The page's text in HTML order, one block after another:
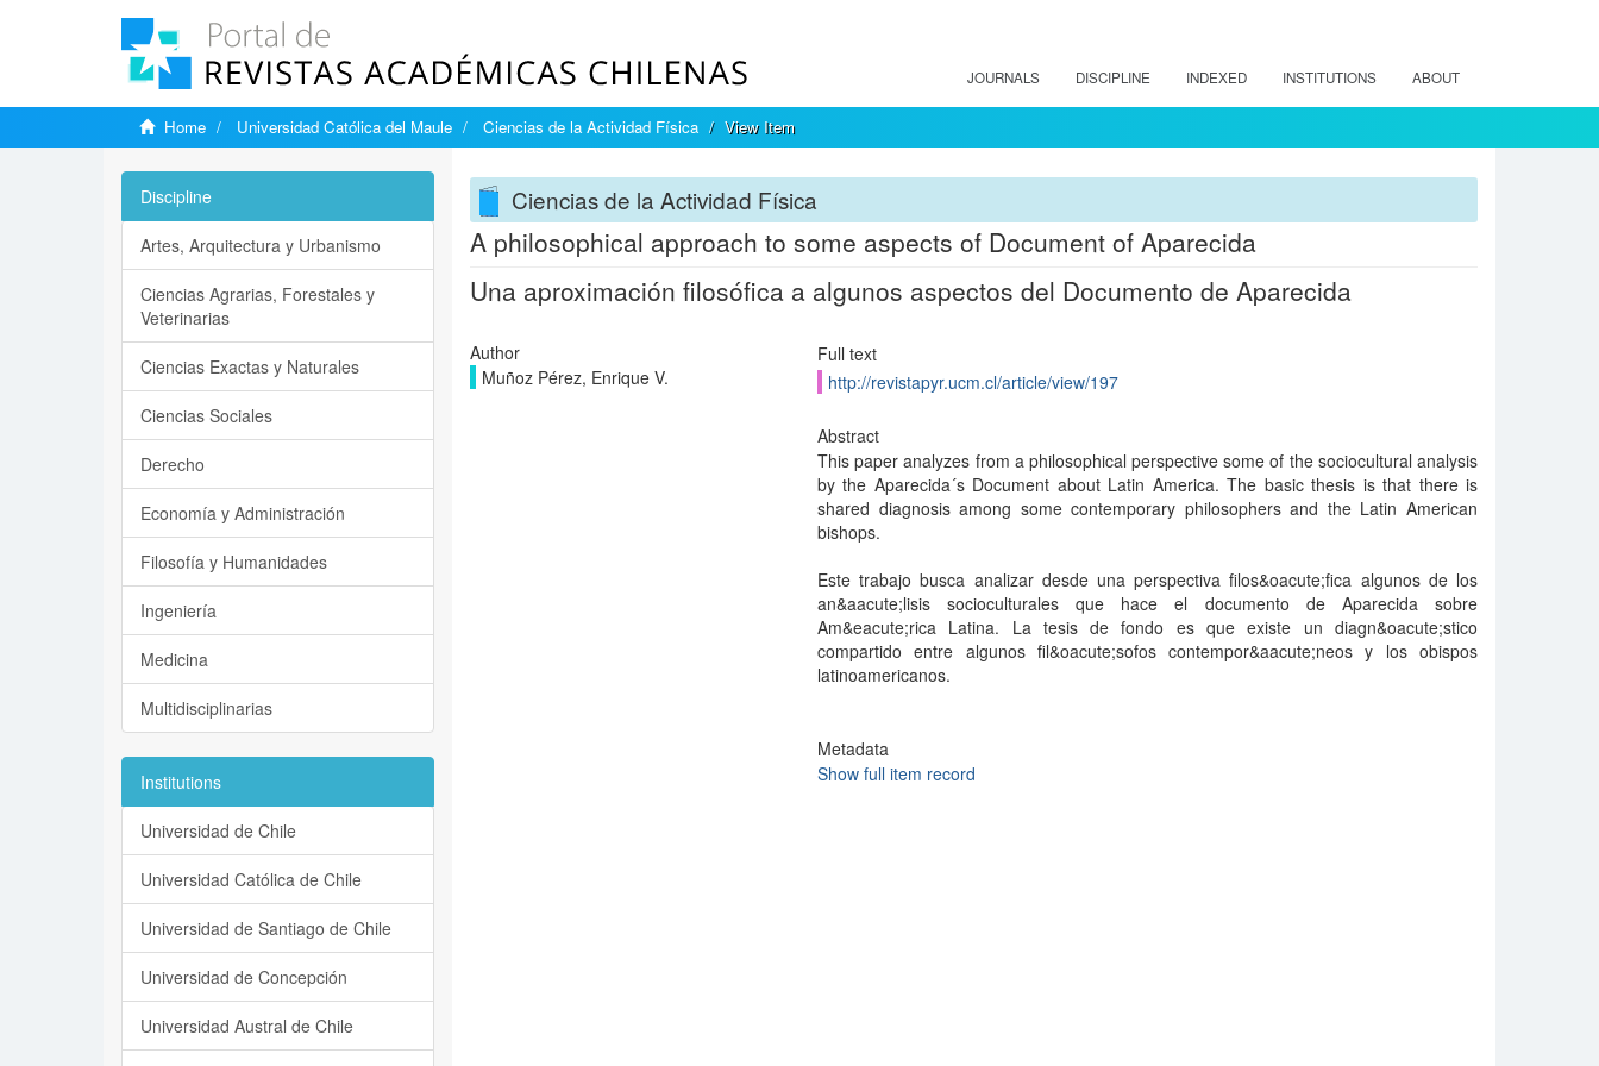
JOURNALS DISCIPLINE INDEXED INSTITUTIONS ABOUT
Home Universidad Católica del Maule Ciencias de la Actividad Física View Item
Ciencias de la Actividad Física
A philosophical approach to some aspects of Document of Aparecida
Una aproximación filosófica a algunos aspectos del Documento de Aparecida
Author
Muñoz Pérez, Enrique V.
Full text
http://revistapyr.ucm.cl/article/view/197
Abstract
This paper analyzes from a philosophical perspective some of the sociocultural analysis
by the Aparecida´s Document about Latin America. The basic thesis is that there is
shared diagnosis among some contemporary philosophers and the Latin American
bishops.
Este trabajo busca analizar desde una perspectiva filos&oacute;fica algunos de los
an&aacute;lisis socioculturales que hace el documento de Aparecida sobre
Am&eacute;rica Latina. La tesis de fondo es que existe un diagn&oacute;stico
compartido entre algunos fil&oacute;sofos contempor&aacute;neos y los obispos
latinoamericanos.
Metadata
Show full item record
Discipline
Artes, Arquitectura y Urbanismo
Ciencias Agrarias, Forestales y
Veterinarias
Ciencias Exactas y Naturales
Ciencias Sociales
Derecho
Economía y Administración
Filosofía y Humanidades
Ingeniería
Medicina
Multidisciplinarias
Institutions
Universidad de Chile
Universidad Católica de Chile
Universidad de Santiago de Chile
Universidad de Concepción
Universidad Austral de Chile